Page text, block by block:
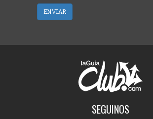
ENVIAR
SEGUINOS